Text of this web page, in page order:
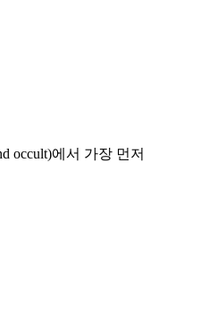
occult)에서 가장 먼저